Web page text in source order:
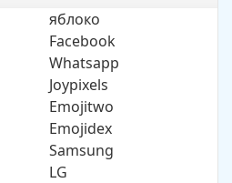
яблоко
Facebook
Whatsapp
Joypixels
Emojitwo
Emojidex
Samsung
LG